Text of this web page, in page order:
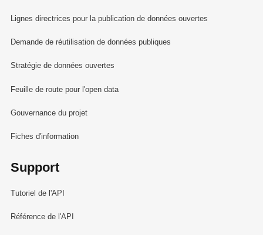
Lignes directrices pour la publication de données ouvertes
Demande de réutilisation de données publiques
Stratégie de données ouvertes
Feuille de route pour l'open data
Gouvernance du projet
Fiches d'information
Support
Tutoriel de l'API
Référence de l'API